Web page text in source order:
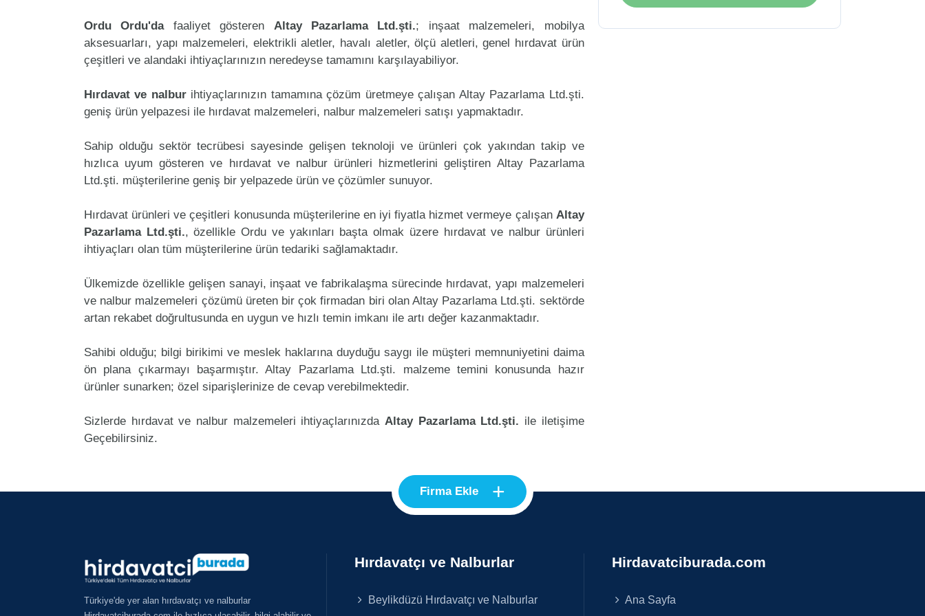
Ordu Ordu'dafaaliyet gösteren Altay Pazarlama Ltd.şti.; inşaat malzemeleri, mobilya
aksesuarları, yapı malzemeleri, elektrikli aletler, havalı aletler, ölçü aletleri, genel hırdavat ürün
çeşitleri ve alandaki ihtiyaçlarınızın neredeyse tamamını karşılayabiliyor.
Hırdavat ve nalburihtiyaçlarınızın tamamına çözüm üretmeye çalışan Altay Pazarlama Ltd.şti.
geniş ürün yelpazesi ile hırdavat malzemeleri, nalbur malzemeleri satışı yapmaktadır.
Sahip olduğu sektör tecrübesi sayesinde gelişen teknoloji ve ürünleri çok yakından takip ve
hızlıca uyum gösteren ve hırdavat ve nalbur ürünleri hizmetlerini geliştiren Altay Pazarlama
Ltd.şti. müşterilerine geniş bir yelpazede ürün ve çözümler sunuyor.
Hırdavat ürünleri ve çeşitleri konusunda müşterilerine en iyi fiyatla hizmet vermeye çalışan Altay
Pazarlama Ltd.şti., özellikle Ordu ve yakınları başta olmak üzere hırdavat ve nalbur ürünleri
ihtiyaçları olan tüm müşterilerine ürün tedariki sağlamaktadır.
Ülkemizde özellikle gelişen sanayi, inşaat ve fabrikalaşma sürecinde hırdavat, yapı malzemeleri
ve nalbur malzemeleri çözümü üreten bir çok firmadan biri olan Altay Pazarlama Ltd.şti. sektörde
artan rekabet doğrultusunda en uygun ve hızlı temin imkanı ile artı değer kazanmaktadır.
Sahibi olduğu; bilgi birikimi ve meslek haklarına duyduğu saygı ile müşteri memnuniyetini daima
ön plana çıkarmayı başarmıştır. Altay Pazarlama Ltd.şti. malzeme temini konusunda hazır
ürünler sunarken; özel siparişlerinize de cevap verebilmektedir.
Sizlerde hırdavat ve nalbur malzemeleri ihtiyaçlarınızda Altay Pazarlama Ltd.şti. ile iletişime
Geçebilirsiniz.
Firma Ekle +
Türkiye'de yer alan hırdavatçı ve nalburlar
Hırdavatçı ve Nalburlar
Beylikdüzü Hırdavatçı ve Nalburlar
Hirdavatciburada.com
Ana Sayfa